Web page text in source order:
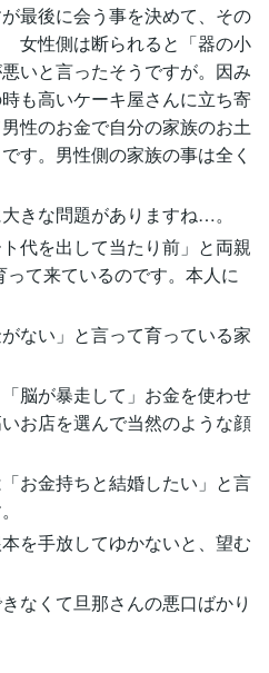
最後に会う事を決めて、その
女性側は断られると「器の小
いと言ったそうですが。因み
も高いケーキ屋さんに立ち寄
性のお金で自分の家族のお土
す。男性側の家族の事は全く
きな問題がありますね…。
代を出して当たり前」と両親
て来ているのです。本人に
ない」と言って育っている家
脳が暴走して」お金を使わせ
お店を選んで当然のような顔
お金持ちと結婚したい」と言
を手放してゆかないと、望む
なくて旦那さんの悪口ばかり